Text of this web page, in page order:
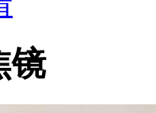
镜